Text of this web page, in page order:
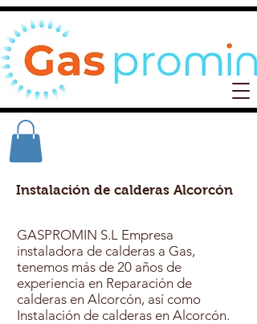
Instalación de calderas Alcorcón
GASPROMIN S.L Empresa
instaladora de calderas a Gas,
tenemos más de 20 años de
experiencia en Reparación de
calderas en Alcorcón, así como
Instalación de calderas en Alcorcón.